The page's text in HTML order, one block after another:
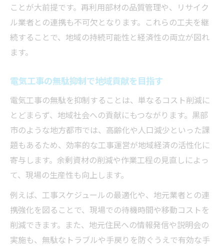
ことが大前提です。再利用部材の品質管理や、リサイク
ル業者との連携も不可欠となります。これらの工夫を継
続することで、地域の持続可能性と経済性の両立が図れ
ます。
電気工事の無駄抑制で地域貢献を目指す
電気工事の無駄を抑制することは、単なるコスト削減に
とどまらず、地域社会への貢献にもつながります。黒部
市のような地方都市では、高齢化や人口減少といった課
題もあるため、効率的な工事運営が地域経済の活性化に
寄与します。余剰資材の削減や作業工程の見直しによっ
て、現場の生産性も向上します。
例えば、工事スケジュールの最適化や、地元業者との連
携強化を図ることで、現場での待機時間や移動コストを
削減できます。また、地元住民への情報発信や説明会の
実施も、無駄なトラブルや手戻りを防ぐうえで有効な手